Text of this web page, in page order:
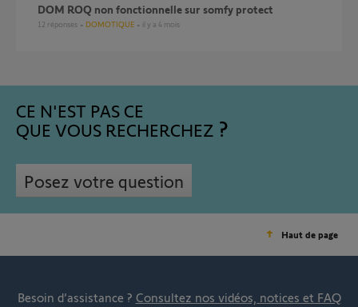
DOM ROQ non fonctionnelle sur somfy protect
12 réponses DOMOTIQUE il y a 4 mois
CE N'EST PAS CE
QUE VOUS RECHERCHEZ
Posez votre question
Haut de page
Besoin d’assistance ? Consultez nos vidéos, notices et FAQ